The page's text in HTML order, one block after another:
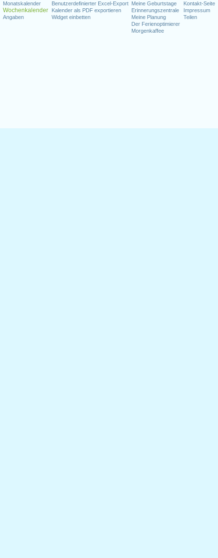
Monatskalender
Wochenkalender
Angaben
Benutzerdefinierter Excel-Export
Kalender als PDF exportieren
Widget einbetten
Meine Geburtstage
Erinnerungszentrale
Meine Planung
Der Ferienoptimierer
Morgenkaffee
Kontakt-Seite
Impressum
Teilen